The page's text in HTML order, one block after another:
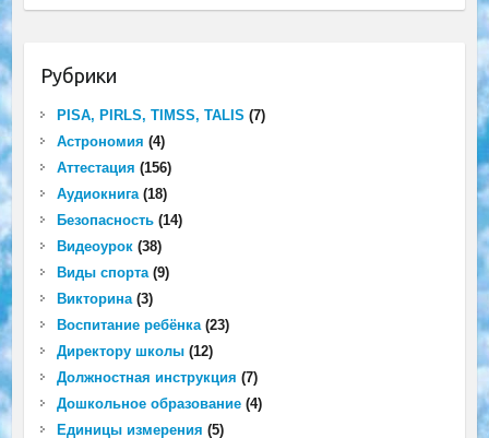
Рубрики
PISA, PIRLS, TIMSS, TALIS (7)
Астрономия (4)
Аттестация (156)
Аудиокнига(18)
Безопасность(14)
Видеоурок(38)
Виды спорта(9)
Викторина(3)
Воспитание ребёнка(23)
Директору школы(12)
Должностная инструкция (7)
Дошкольное образование(4)
Единицы измерения (5)